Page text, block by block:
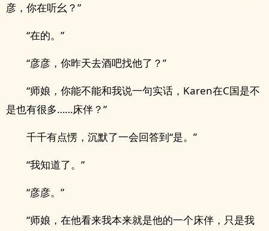
彦，你在听幺？”
“在的。”
“彦彦，你昨天去酒吧找他了？”
“师娘，你能不能和我说一句实话，Karen在C国是不
是也有很多……床伴？”
千千有点愣，沉默了一会回答到“是。”
“我知道了。”
“彦彦。”
“师娘，在他看来我本来就是他的一个床伴，只是我